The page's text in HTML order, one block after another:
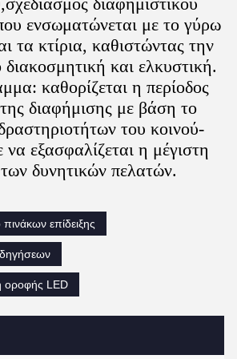
ενσωματώνεται με το γύρω
τα κτίρια, καθιστώντας την
και ελκυστική.
καθορίζεται η περίοδος
διαφήμισης με βάση το
του κοινού-
εξασφαλίζεται η μέγιστη
δυνητικών πελατών.
επίδειξης
οροφής LED